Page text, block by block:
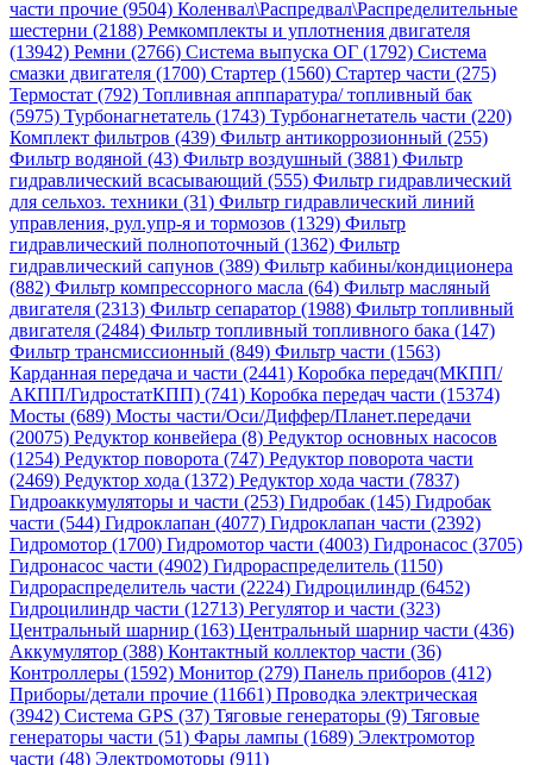
части прочие (9504) Коленвал\Распредвал\Распределительные
шестерни (2188) Ремкомплекты и уплотнения двигателя
(13942) Ремни (2766) Система выпуска ОГ (1792) Система
смазки двигателя (1700) Стартер (1560) Стартер части (275)
Термостат (792) Топливная апппаратура/ топливный бак
(5975) Турбонагнетатель (1743) Турбонагнетатель части (220)
Комплект фильтров (439) Фильтр антикоррозионный (255)
Фильтр водяной (43) Фильтр воздушный (3881) Фильтр
гидравлический всасывающий (555) Фильтр гидравлический
для сельхоз. техники (31) Фильтр гидравлический линий
управления, рул.упр-я и тормозов (1329) Фильтр
гидравлический полнопоточный (1362) Фильтр
гидравлический сапунов (389) Фильтр кабины/кондиционера
(882) Фильтр компрессорного масла (64) Фильтр масляный
двигателя (2313) Фильтр сепаратор (1988) Фильтр топливный
двигателя (2484) Фильтр топливный топливного бака (147)
Фильтр трансмиссионный (849) Фильтр части (1563)
Карданная передача и части (2441) Коробка передач(МКПП/
АКПП/ГидростатКПП) (741) Коробка передач части (15374)
Мосты (689) Мосты части/Оси/Диффер/Планет.передачи
(20075) Редуктор конвейера (8) Редуктор основных насосов
(1254) Редуктор поворота (747) Редуктор поворота части
(2469) Редуктор хода (1372) Редуктор хода части (7837)
Гидроаккумуляторы и части (253) Гидробак (145) Гидробак
части (544) Гидроклапан (4077) Гидроклапан части (2392)
Гидромотор (1700) Гидромотор части (4003) Гидронасос (3705)
Гидронасос части (4902) Гидрораспределитель (1150)
Гидрораспределитель части (2224) Гидроцилиндр (6452)
Гидроцилиндр части (12713) Регулятор и части (323)
Центральный шарнир (163) Центральный шарнир части (436)
Аккумулятор (388) Контактный коллектор части (36)
Контроллеры (1592) Монитор (279) Панель приборов (412)
Приборы/детали прочие (11661) Проводка электрическая
(3942) Система GPS (37) Тяговые генераторы (9) Тяговые
генераторы части (51) Фары лампы (1689) Электромотор
части (48) Электромоторы (911)